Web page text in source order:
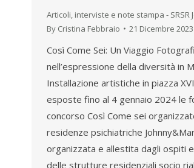
Articoli, interviste e note stampa - SRSR
By Cristina Febbraio 21 Dicembre 2023
Così Come Sei: Un Viaggio
nell’espressione della diversità in
Installazione artistiche in piazza
esposte fino al 4 gennaio 2024 le
concorso Così Come sei
residenze psichiatriche
organizzata e allestita dagli ospiti
delle strutture residenziali socio